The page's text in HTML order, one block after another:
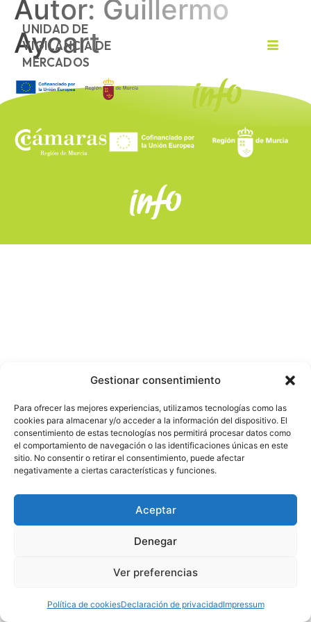
Gestionar consentimiento
Para ofrecer las mejores experiencias, utilizamos tecnologías como las
cookies para almacenar y/o acceder a la información del dispositivo. El
consentimiento de estas tecnologías nos permitirá procesar datos como
el comportamiento de navegación o las identificaciones únicas en este
sitio. No consentir o retirar el consentimiento, puede afectar
negativamente a ciertas características y funciones.
Aceptar
Denegar
Ver preferencias
Política de cookiesDeclaración de privacidadImpressum
UNIDAD DE
VIGILANCIA DE
MERCADOS
Autor: Guillermo
Aycart